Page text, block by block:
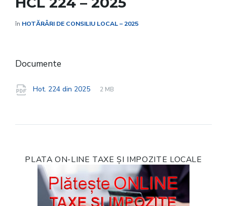
în HOTĂRÂRI DE CONSILIU LOCAL – 2025
Documente
Hot. 224 din 2025
File
pdf
File
2 MB
PLATA ON-LINE TAXE ȘI IMPOZITE LOCALE